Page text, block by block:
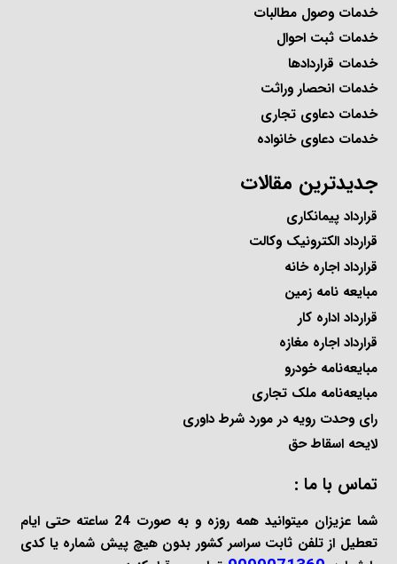
خدمات وصول مطالبات
خدمات ثبت احوال
خدمات قراردادها
خدمات انحصار وراثت
خدمات دعاوی تجاری
خدمات دعاوی خانواده
جدیدترین مقالات
قرارداد پیمانکاری
قرارداد الکترونیک وکالت
قرارداد اجاره خانه
مبایعه نامه زمین
قرارداد اداره کار
قرارداد اجاره مغازه
مبایعه‌نامه خودرو
مبایعه‌نامه ملک تجاری
رای وحدت رویه در مورد شرط داوری
لایحه اسقاط حق
تماس با ما :
شما عزیزان میتوانید همه روزه و به صورت 24 ساعته حتی ایام
تعطیل از تلفن ثابت سراسر کشور بدون هیچ پیش شماره یا کدی